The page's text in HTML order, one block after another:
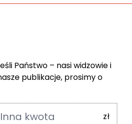
Państwo – nasi widzowie i
publikacje, prosimy o